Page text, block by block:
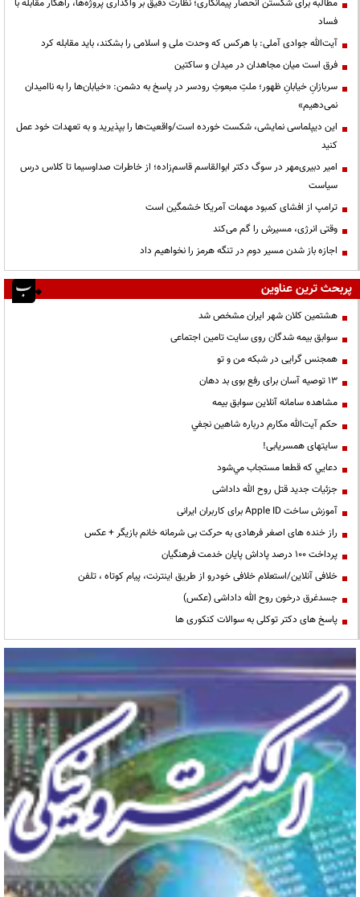
مطالبه برای شکستن انحصار پیمانکاری؛ نظارت دقیق بر واگذاری پروژه‌ها، راهکار مقابله با
فساد
آیت‌الله جوادی آملی: با هرکس که وحدت ملی و اسلامی را بشکند، باید مقابله کرد
فرق است میان مجاهدان در میدان و ساکتین
سربازانِ خیابانِ ظهور؛ ملتِ مبعوثِ رودسر در پاسخ به دشمن: «خیابان‌ها را به ناامیدان
نمی‌دهیم»
این دیپلماسی نمایشی، شکست خورده است/واقعیت‌ها را بپذیرید و به تعهدات خود عمل
کنید
امیر دبیری‌مهر در سوگ دکتر ابوالقاسم قاسم‌زاده؛ از خاطرات صداوسیما تا کلاس درس
سیاست
ترامپ از افشای کمبود مهمات آمریکا خشمگین است
وقتی انرژی، مسیرش را گم می‌کند
اجازه باز شدن مسیر دوم در تنگه هرمز را نخواهیم داد
پربحث ترین عناوین
هشتمین کلان شهر ایران مشخص شد
سوابق بیمه شدگان روی سایت تامین اجتماعی
همجنس گرایی در شبکه من و تو
13 توصیه آسان برای رفع بوی بد دهان
مشاهده سامانه آنلاين سوابق بیمه
حكم آيت‌الله مكارم درباره شاهين نجفي
سایتهای همسریابی!
دعايي كه قطعا مستجاب مي‌شود
جزئیات جدید قتل روح الله داداشی
آموزش ساخت Apple ID برای کاربران ایرانی
راز خنده های اصغر فرهادی به حرکت بی شرمانه خانم بازیگر + عکس
پرداخت ۱۰۰ درصد پاداش پایان خدمت فرهنگیان
خلافی آنلاین/استعلام خلافی خودرو از طریق اینترنت، پیام کوتاه ، تلفن
جسدغرق درخون روح الله داداشی (عکس)
پاسخ های دکتر توکلی به سوالات کنکوری ها